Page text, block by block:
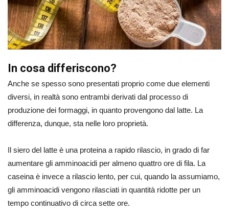
In cosa differiscono?
Anche se spesso sono presentati proprio come due elementi
diversi, in realtà sono entrambi derivati dal processo di
produzione dei formaggi, in quanto provengono dal latte. La
differenza, dunque, sta nelle loro proprietà.
Il siero del latte è una proteina a rapido rilascio, in grado di far
aumentare gli amminoacidi per almeno quattro ore di fila. La
caseina è invece a rilascio lento, per cui, quando la assumiamo,
gli amminoacidi vengono rilasciati in quantità ridotte per un
tempo continuativo di circa sette ore.